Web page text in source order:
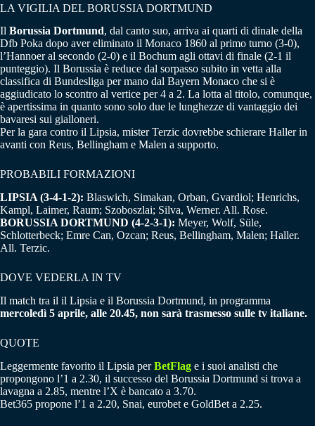
LA VIGILIA DEL BORUSSIA DORTMUND
Il Borussia Dortmund, dal canto suo, arriva ai quarti di dinale della
Dfb Poka dopo aver eliminato il Monaco 1860 al primo turno (3-0),
l’Hannoer al secondo (2-0) e il Bochum agli ottavi di finale (2-1 il
punteggio). Il Borussia è reduce dal sorpasso subito in vetta alla
classifica di Bundesliga per mano dal Bayern Monaco che si è
aggiudicato lo scontro al vertice per 4 a 2. La lotta al titolo, comunque,
è apertissima in quanto sono solo due le lunghezze di vantaggio dei
bavaresi sui gialloneri.
Per la gara contro il Lipsia, mister Terzic dovrebbe schierare Haller in
avanti con Reus, Bellingham e Malen a supporto.
PROBABILI FORMAZIONI
LIPSIA (3-4-1-2): Blaswich, Simakan, Orban, Gvardiol; Henrichs,
Kampl, Laimer, Raum; Szoboszlai; Silva, Werner. All. Rose.
BORUSSIA DORTMUND (4-2-3-1): Meyer, Wolf, Süle,
Schlotterbeck; Emre Can, Ozcan; Reus, Bellingham, Malen; Haller.
All. Terzic.
DOVE VEDERLA IN TV
Il match tra il il Lipsia e il Borussia Dortmund, in programma
mercoledì 5 aprile, alle 20.45, non sarà trasmesso sulle tv italiane.
QUOTE
Leggermente favorito il Lipsia perBetFlag e i suoi analisti che
propongono l’1 a 2.30, il successo del Borussia Dortmund si trova a
lavagna a 2.85, mentre l’X è bancato a 3.70.
Bet365 propone l’1 a 2.20, Snai, eurobet e GoldBet a 2.25.